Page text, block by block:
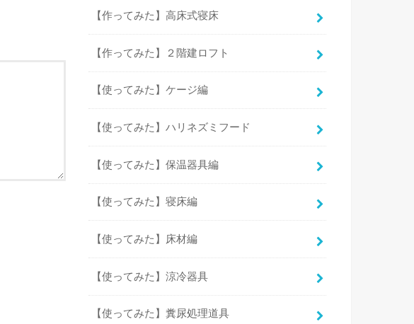
【作ってみた】高床式寝床
【作ってみた】２階建ロフト
【使ってみた】ケージ編
【使ってみた】ハリネズミフード
【使ってみた】保温器具編
【使ってみた】寝床編
【使ってみた】床材編
【使ってみた】涼冷器具
【使ってみた】糞尿処理道具